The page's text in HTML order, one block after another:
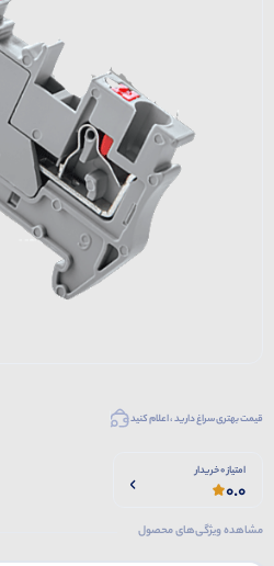
قیمت بهتری سراغ دارید ، اعلام کنید
امتیاز 0 خریدار
0.0
مشاهده ویژگی‌های محصول